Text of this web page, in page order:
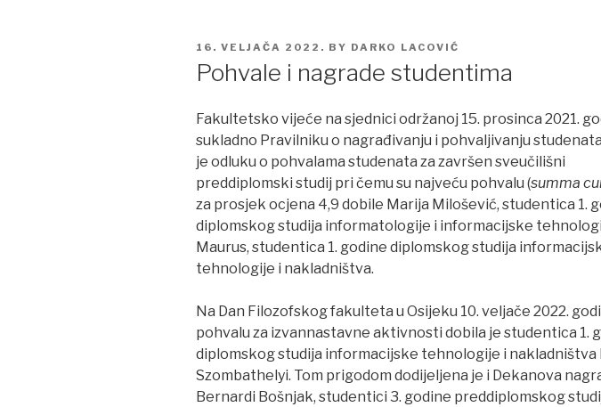
POSTED
ON
16. VELJAČA 2022. BY DARKO LACOVIĆ
Pohvale i nagrade studentima
Fakultetsko vijeće na sjednici održanoj 15. prosinca 2021.
sukladno Pravilniku o nagrađivanju i pohvaljivanju
je odluku o pohvalama studenata za završen sveučilišni
preddiplomski studij pri čemu su najveću pohvalu (summa
za prosjek ocjena 4,9 dobile Marija Milošević, studentica 1.
diplomskog studija informatologije i informacijske
Maurus, studentica 1. godine diplomskog studija
tehnologije i nakladništva.
Na Dan Filozofskog fakulteta u Osijeku 10. veljače 2022.
pohvalu za izvannastavne aktivnosti dobila je studentica 1.
diplomskog studija informacijske tehnologije i nakladništva
Szombathelyi. Tom prigodom dodijeljena je i Dekanova
Bernardi Bošnjak, studentici 3. godine preddiplomskog